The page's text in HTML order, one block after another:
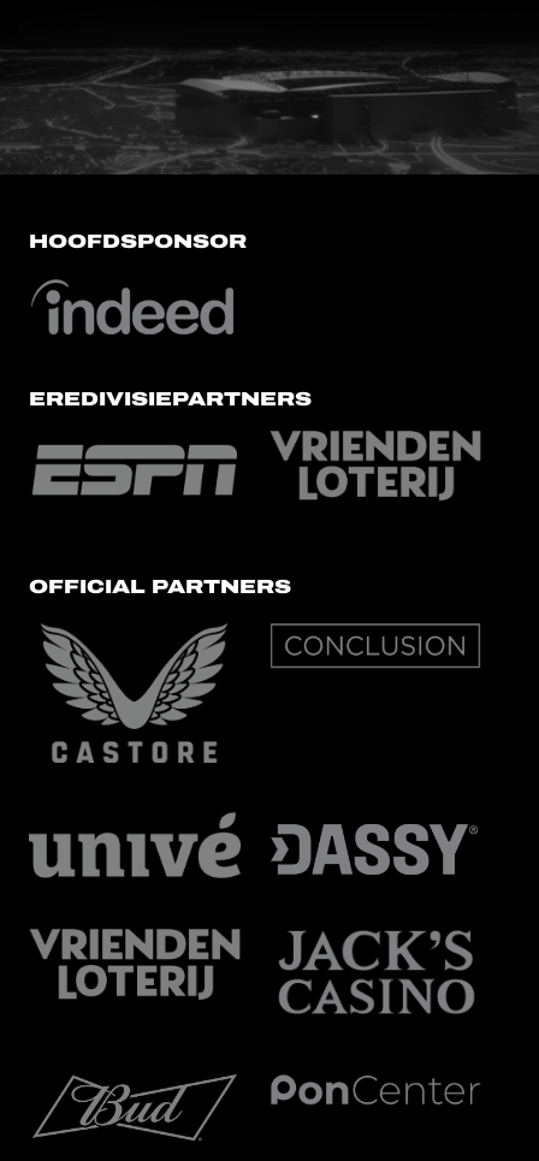
FC Utrecht<br>vanuit<br>het
HOOFDSPONSOR
EREDIVISIEPARTNERS
OFFICIAL PARTNERS